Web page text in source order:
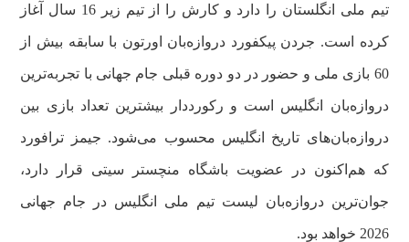
تیم ملی انگلستان را دارد و کارش را از تیم زیر 16 سال آغاز
کرده است. جردن پیکفورد دروازه‌بان اورتون با سابقه بیش از
60 بازی ملی و حضور در دو دوره قبلی جام جهانی با تجربه‌ترین
دروازه‌بان انگلیس است و رکورددار بیشترین تعداد بازی بین
دروازه‌بان‌های تاریخ انگلیس محسوب می‌شود. جیمز ترافورد
که هم‌اکنون در عضویت باشگاه منچستر سیتی قرار دارد،
جوان‌ترین دروازه‌بان لیست تیم ملی انگلیس در جام جهانی
2026 خواهد بود.